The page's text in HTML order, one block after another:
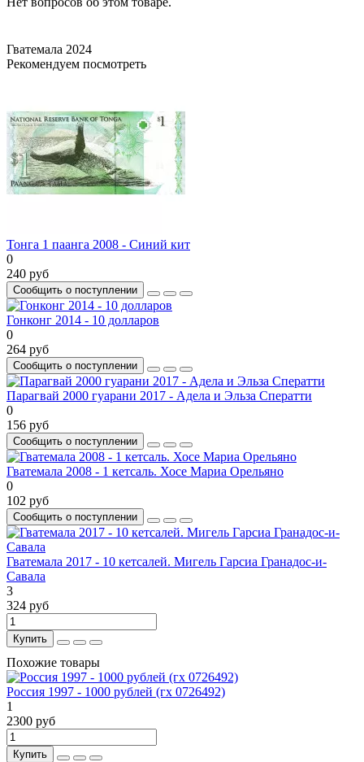
Гватемала 2024
Рекомендуем посмотреть
Тонга 1 паанга 2008 - Синий кит
0
240 руб
Сообщить о поступлении
Гонконг 2014 - 10 долларов
0
264 руб
Сообщить о поступлении
Парагвай 2000 гуарани 2017 - Адела и Эльза Сператти
0
156 руб
Сообщить о поступлении
Гватемала 2008 - 1 кетсаль. Хосе Мариа Орельяно
0
102 руб
Сообщить о поступлении
Гватемала 2017 - 10 кетсалей. Мигель Гарсиа Гранадос-и-
Савала
3
324 руб
Купить
Похожие товары
Россия 1997 - 1000 рублей (гх 0726492)
1
2300 руб
Купить